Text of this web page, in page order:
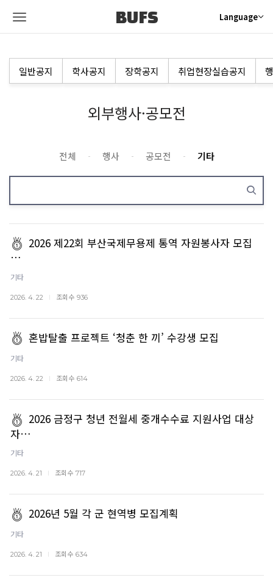
BUFS Language
일반공지 학사공지 장학공지 취업현장실습공지
외부행사·공모전
전체 행사 공모전 기타
2026 제22회 부산국제무용제 통역 자원봉사자 모집
…
기타
2026. 4. 22 조회수 936
혼밥탈출 프로젝트 ‘청춘 한 끼’ 수강생 모집
기타
2026. 4. 22 조회수 614
2026 금정구 청년 전월세 중개수수료 지원사업 대상
자…
기타
2026. 4. 21 조회수 717
2026년 5월 각 군 현역병 모집계획
기타
2026. 4. 21 조회수 634